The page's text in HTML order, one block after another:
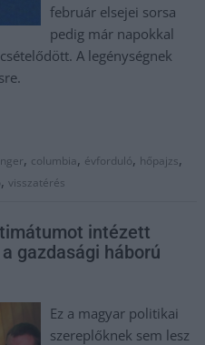
február elsejei sorsa
pedig már napokkal
A legénységnek
, columbia, évforduló, hőpajzs,
,visszatérés
intézett
gazdasági háború
Ez a magyar politikai
szereplőknek sem lesz